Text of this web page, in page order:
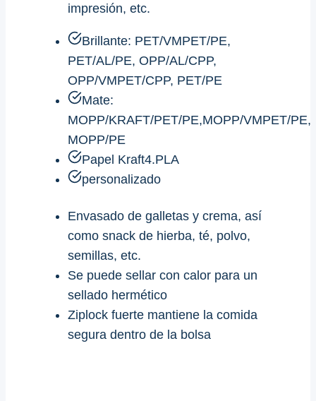
impresión, etc.
Brillante: PET/VMPET/PE,
PET/AL/PE, OPP/AL/CPP,
OPP/VMPET/CPP, PET/PE
Mate:
MOPP/KRAFT/PET/PE,MOPP/VMPET/PE,
MOPP/PE
Papel Kraft4.PLA
personalizado
Envasado de galletas y crema, así
como snack de hierba, té, polvo,
semillas, etc.
Se puede sellar con calor para un
sellado hermético
Ziplock fuerte mantiene la comida
segura dentro de la bolsa